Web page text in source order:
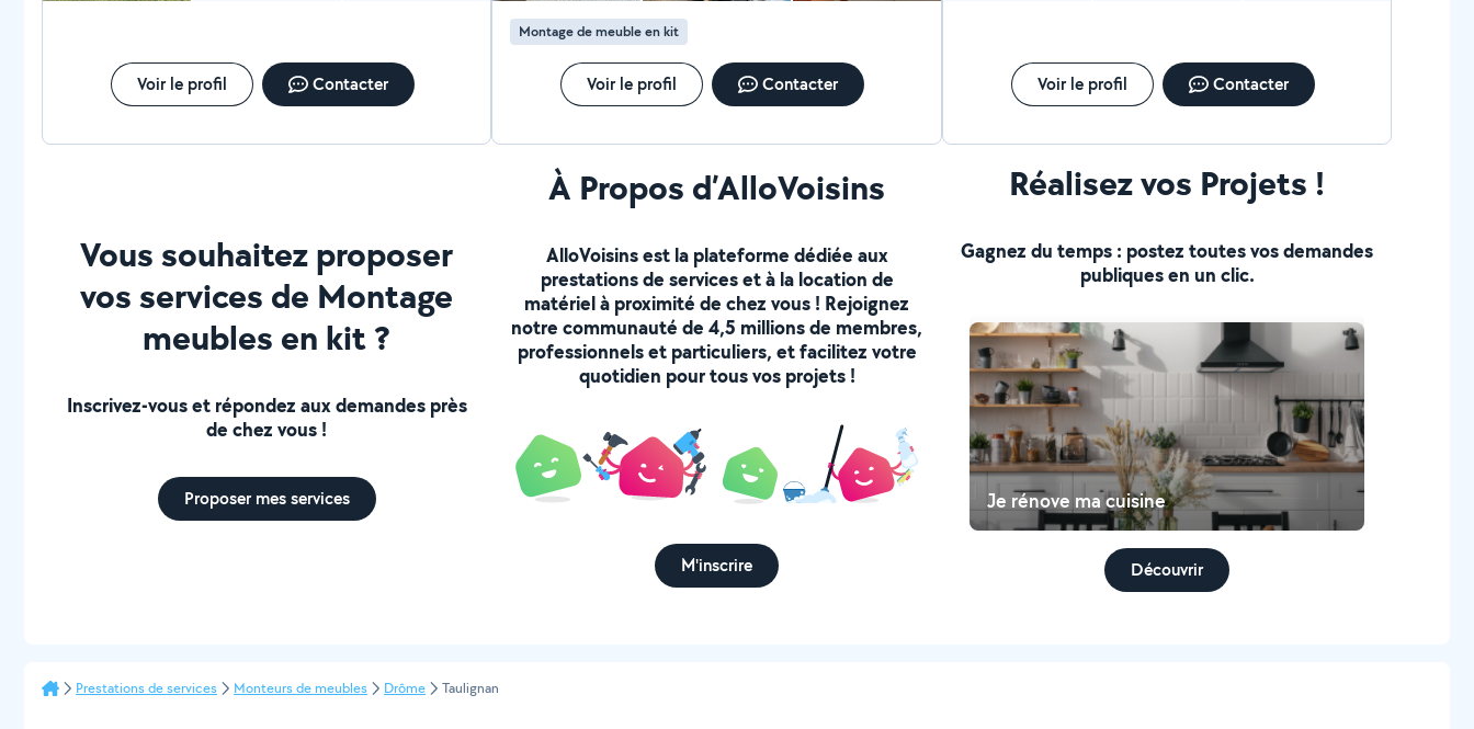
Voir le profil Contacter
Montage de meuble en kit
Voir le profil Contacter Voir le profil Contacter
Vous souhaitez proposer
vos services de Montage
meubles en kit ?
Inscrivez-vous et répondez aux demandes près
de chez vous !
Proposer mes services
À Propos d’AlloVoisins
AlloVoisins est la plateforme dédiée aux
prestations de services et à la location de
matériel à proximité de chez vous ! Rejoignez
notre communauté de 4,5 millions de membres,
professionnels et particuliers, et facilitez votre
quotidien pour tous vos projets !
M'inscrire
Réalisez vos Projets !
Gagnez du temps : postez toutes vos demandes
publiques en un clic.
Je rénove ma cuisine
Découvrir
Prestations de services Monteurs de meubles Drôme Taulignan